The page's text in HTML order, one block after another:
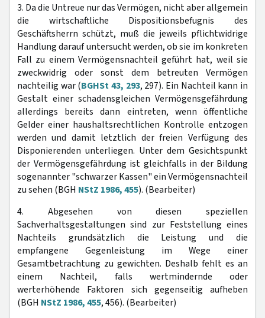
3. Da die Untreue nur das Vermögen, nicht aber allgemein
die wirtschaftliche Dispositionsbefugnis des
Geschäftsherrn schützt, muß die jeweils pflichtwidrige
Handlung darauf untersucht werden, ob sie im konkreten
Fall zu einem Vermögensnachteil geführt hat, weil sie
zweckwidrig oder sonst dem betreuten Vermögen
nachteilig war (BGHSt 43, 293, 297). Ein Nachteil kann in
Gestalt einer schadensgleichen Vermögensgefährdung
allerdings bereits dann eintreten, wenn öffentliche
Gelder einer haushaltsrechtlichen Kontrolle entzogen
werden und damit letztlich der freien Verfügung des
Disponierenden unterliegen. Unter dem Gesichtspunkt
der Vermögensgefährdung ist gleichfalls in der Bildung
sogenannter "schwarzer Kassen" ein Vermögensnachteil
zu sehen (BGH NStZ 1986, 455). (Bearbeiter)
4. Abgesehen von diesen speziellen
Sachverhaltsgestaltungen sind zur Feststellung eines
Nachteils grundsätzlich die Leistung und die
empfangene Gegenleistung im Wege einer
Gesamtbetrachtung zu gewichten. Deshalb fehlt es an
einem Nachteil, falls wertmindernde oder
werterhöhende Faktoren sich gegenseitig aufheben
(BGH NStZ 1986, 455, 456). (Bearbeiter)